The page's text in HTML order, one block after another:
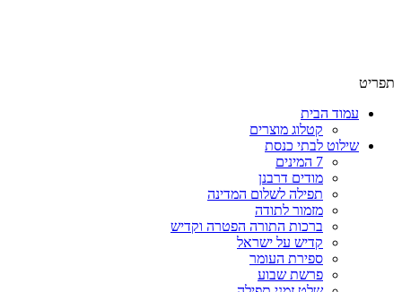
תפריט
עמוד הבית
קטלוג מוצרים
שילוט לבתי כנסת
7 המינים
מודים דרבנן
תפילה לשלום המדינה
מזמור לתודה
ברכות התורה הפטרה וקדיש
קדיש על ישראל
ספירת העומר
פרשת שבוע